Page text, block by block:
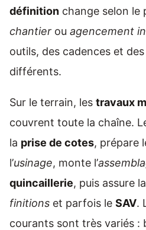
définition change selon le
chantier ou agencement
outils, des cadences et
différents.
Sur le terrain, les travaux
couvrent toute la chaîne.
la prise de cotes, prépare
l’usinage, monte l’
quincaillerie, puis assure la
finitions et parfois le SAV.
courants sont très variés :